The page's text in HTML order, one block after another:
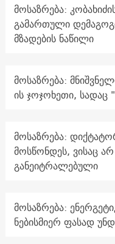
მოსაზრება:
გამართული
მზადების ნაწილი
მოსაზრება:
ის ჯოჯოხეთი, სადაც
მოსაზრება:
მოსწონდეს, ვისაც
განეიტრალებული
მოსაზრება:
ნებისმიერ ფასად